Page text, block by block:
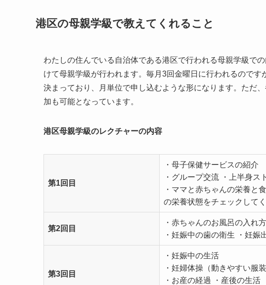
港区の母親学級で教えてくれること
わたしの住んでいる自治体である港区で行われる母親学級で
けて母親学級が行われます。毎月3回金曜日に行われるので
決まっており、月単位で申し込むような形になります。ただ
加も可能となっています。
港区母親学級のレクチャーの内容
第1回目
・母子保健サービスの紹介
・グループ交流 ・上半身ス
・ママと赤ちゃんの栄養と
の栄養状態をチェックしてく
第2回目
・赤ちゃんのお風呂の入れ方
・妊娠中の歯の衛生 ・妊娠
第3回目
・妊娠中の生活
・妊婦体操（動きやすい服
・お産の経過 ・産後の生活